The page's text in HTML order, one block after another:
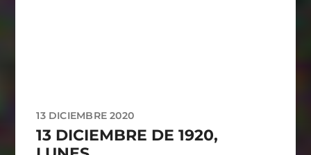
13 DICIEMBRE 2020
13 DICIEMBRE DE 1920,